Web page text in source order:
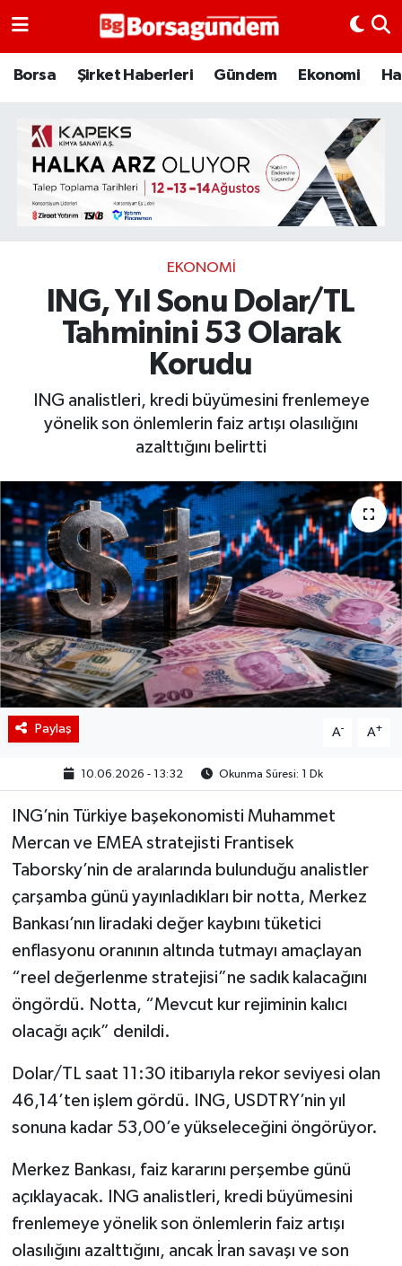
Borsa Şirket Haberleri Gündem Ekonomi
EKONOMI
ING, Yıl Sonu Dolar/TL
Tahminini 53 Olarak
Korudu
ING analistleri, kredi büyümesini frenlemeye
yönelik son önlemlerin faiz artışı olasılığını
azalttığını belirtti
Paylaş A- A+
10.06.2026 - 13:32 Okunma Süresi: 1 Dk
ING’nin Türkiye başekonomisti Muhammet
Mercan ve EMEA stratejisti Frantisek
Taborsky’nin de aralarında bulunduğu analistler
çarşamba günü yayınladıkları bir notta, Merkez
Bankası’nın liradaki değer kaybını tüketici
enflasyonu oranının altında tutmayı amaçlayan
“reel değerlenme stratejisi”ne sadık kalacağını
öngördü. Notta, “Mevcut kur rejiminin kalıcı
olacağı açık” denildi.
Dolar/TL saat 11:30 itibarıyla rekor seviyesi olan
46,14’ten işlem gördü. ING, USDTRY’nin yıl
sonuna kadar 53,00’e yükseleceğini öngörüyor.
Merkez Bankası, faiz kararını perşembe günü
açıklayacak. ING analistleri, kredi büyümesini
frenlemeye yönelik son önlemlerin faiz artışı
olasılığını azalttığını, ancak İran savaşı ve son
Borsa
Emtia
Galeri
Bitcoin
Şirket Haberleri
BIST 100 Isı Haritası
Coin Isı Haritası
Ekonomik Takvim
Kiripto Para Piyasası
Gizlilik Sözleşmesi
Hakkımızda
İletişim